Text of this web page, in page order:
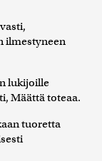
ilmestyneen
lukijoille
Määttä toteaa.
tuoretta